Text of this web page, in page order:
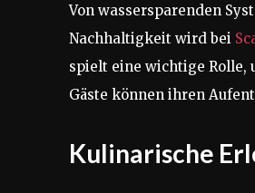
Von wassersparenden
Nachhaltigkeit wird bei
spielt eine wichtige Rolle,
Gäste können ihren
Kulinarische